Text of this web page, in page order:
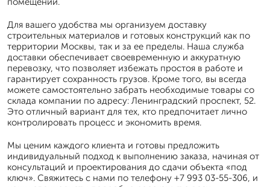
Для вашего удобства мы организуем доставку
строительных материалов и готовых конструкций как по
территории Москвы, так и за ее пределы. Наша служба
доставки обеспечивает своевременную и аккуратную
перевозку, что позволяет избежать простоя в работе и
гарантирует сохранность грузов. Кроме того, вы всегда
можете самостоятельно забрать необходимые товары со
склада компании по адресу: Ленинградский проспект, 52.
Это отличный вариант для тех, кто предпочитает лично
контролировать процесс и экономить время.
Мы ценим каждого клиента и готовы предложить
индивидуальный подход к выполнению заказа, начиная от
консультаций и проектирования до сдачи объекта «под
ключ». Свяжитесь с нами по телефону +7 993 03-55-306, и